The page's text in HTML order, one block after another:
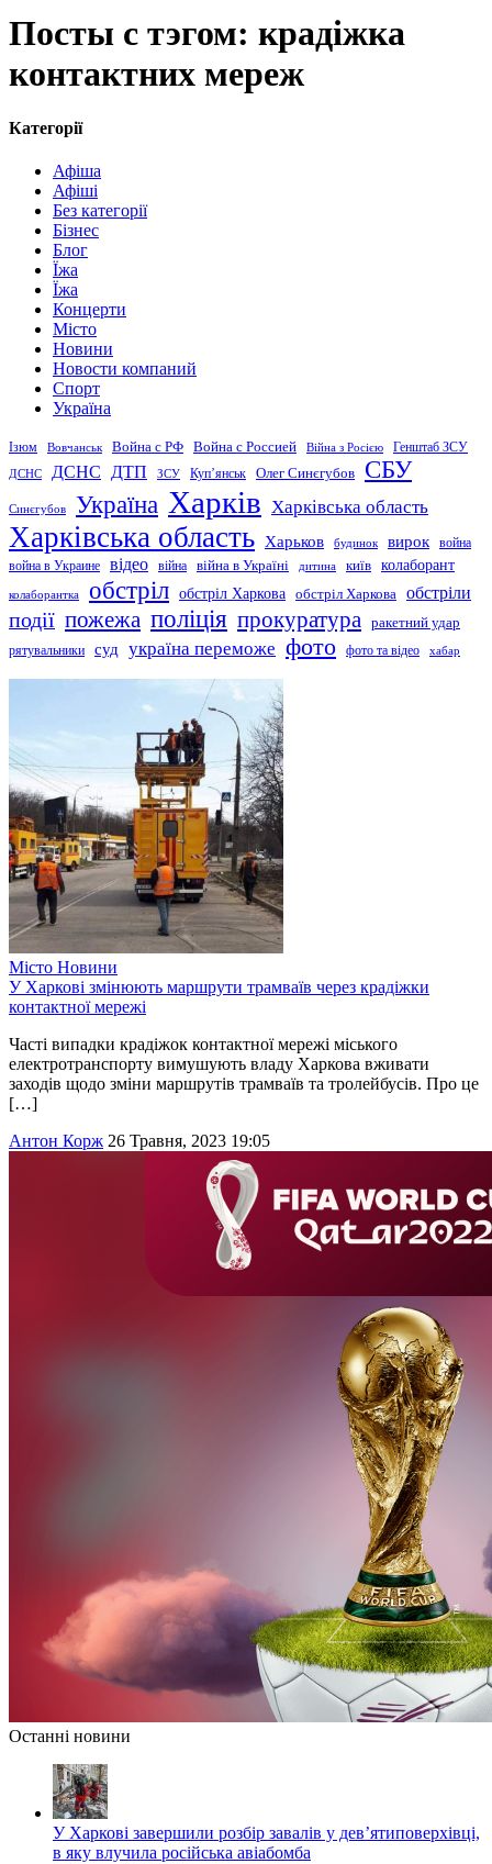
Посты с тэгом: крадіжка
контактних мереж
Категорії
Афіша
Афіші
Без категорії
Бізнес
Блог
Їжа
Їжа
Концерти
Місто
Новини
Новости компаний
Спорт
Україна
Ізюм Вовчанськ Война с РФ Война с Россией Війна з Росією Генштаб ЗСУ
ДСНС ДСНС ДТП ЗСУ Купʼянськ Олег Синєгубов СБУ
Синєгубов Україна Харків Харківська область
Харківська область Харьков будинок вирок война
война в Украине відео війна війна в Україні дитина київ колаборант
колаборантка обстріл обстріл Харкова обстріл Харкова обстріли
події пожежа поліція прокуратура
ракетний удар
рятувальники
суд україна переможе фото фото та відео хабар
Місто Новини
У Харкові змінюють маршрути трамваїв через крадіжки
контактної мережі
Часті випадки крадіжок контактної мережі міського
електротранспорту вимушують владу Харкова вживати
заходів щодо зміни маршрутів трамваїв та тролейбусів. Про це
[…]
Антон Корж 26 Травня, 2023 19:05
Останні новини
У Харкові завершили розбір завалів у дев’ятиповерхівці,
в яку влучила російська авіабомба